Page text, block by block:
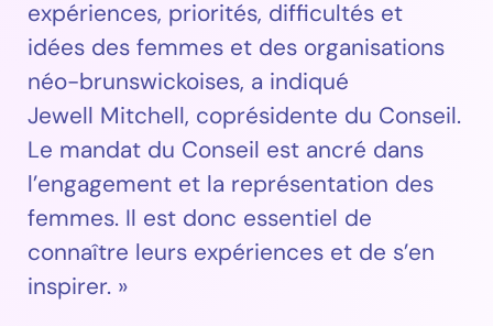
expériences, priorités, difficultés et
idées des femmes et des organisations
néo-brunswickoises, a indiqué
Jewell Mitchell, coprésidente du Conseil.
Le mandat du Conseil est ancré dans
l’engagement et la représentation des
femmes. Il est donc essentiel de
connaître leurs expériences et de s’en
inspirer. »